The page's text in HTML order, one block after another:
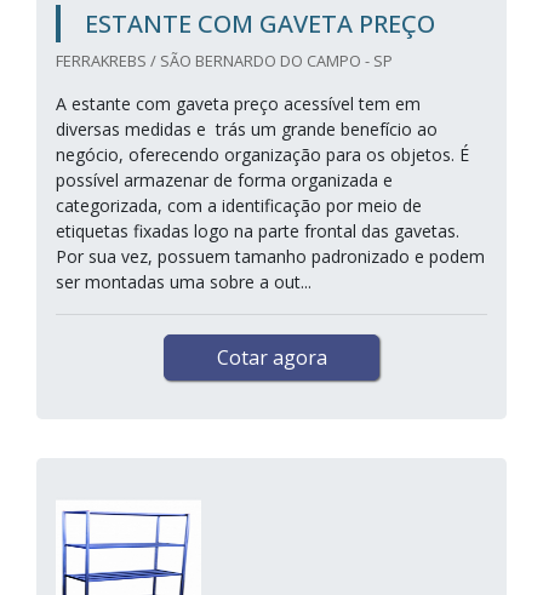
ESTANTE COM GAVETA PREÇO
FERRAKREBS / SÃO BERNARDO DO CAMPO - SP
A estante com gaveta preço acessível tem em
diversas medidas e trás um grande benefício ao
negócio, oferecendo organização para os objetos. É
possível armazenar de forma organizada e
categorizada, com a identificação por meio de
etiquetas fixadas logo na parte frontal das gavetas.
Por sua vez, possuem tamanho padronizado e podem
ser montadas uma sobre a out...
Cotar agora